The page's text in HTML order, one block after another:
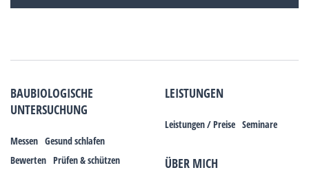
BAUBIOLOGISCHE
UNTERSUCHUNG
Messen Gesund schlafen
Bewerten Prüfen & schützen
LEISTUNGEN
Leistungen / Preise Seminare
ÜBER MICH